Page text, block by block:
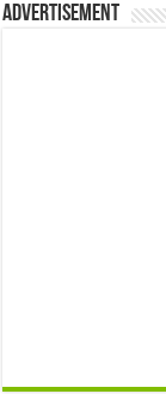
Advertisement